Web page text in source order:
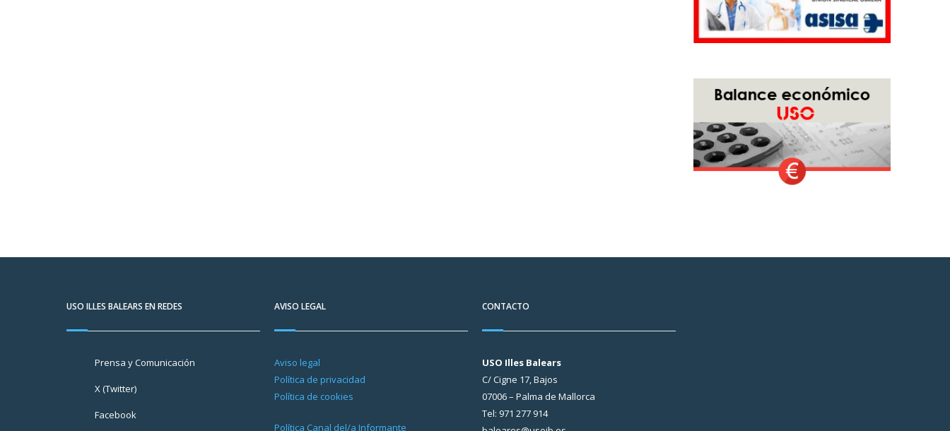
USO ILLES BALEARS EN REDES
Prensa y Comunicación
X (Twitter)
Facebook
AVISO LEGAL
Aviso legal
Política de privacidad
Política de cookies
Política Canal del/a Informante
CONTACTO
USO Illes Balears
C/ Cigne 17, Bajos
07006 – Palma de Mallorca
Tel: 971 277 914